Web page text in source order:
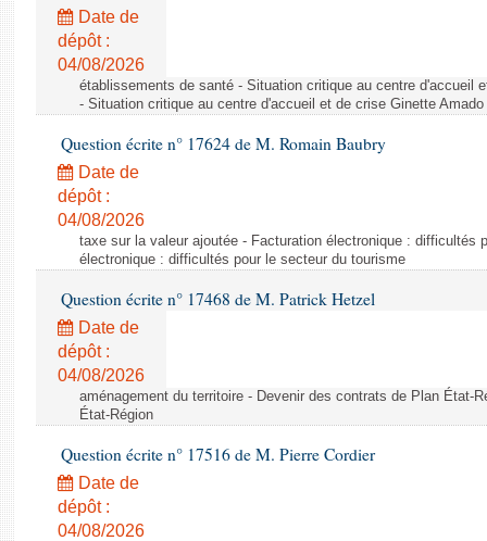
Date de
dépôt :
04/08/2026
établissements de santé - Situation critique au centre d'accueil
- Situation critique au centre d'accueil et de crise Ginette Amado
Question écrite n° 17624 de M. Romain Baubry
Date de
dépôt :
04/08/2026
taxe sur la valeur ajoutée - Facturation électronique : difficultés
électronique : difficultés pour le secteur du tourisme
Question écrite n° 17468 de M. Patrick Hetzel
Date de
dépôt :
04/08/2026
aménagement du territoire - Devenir des contrats de Plan État-
État-Région
Question écrite n° 17516 de M. Pierre Cordier
Date de
dépôt :
04/08/2026